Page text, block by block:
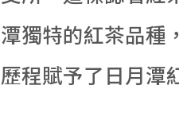
潭獨特的紅茶品種
歷程賦予了日月潭